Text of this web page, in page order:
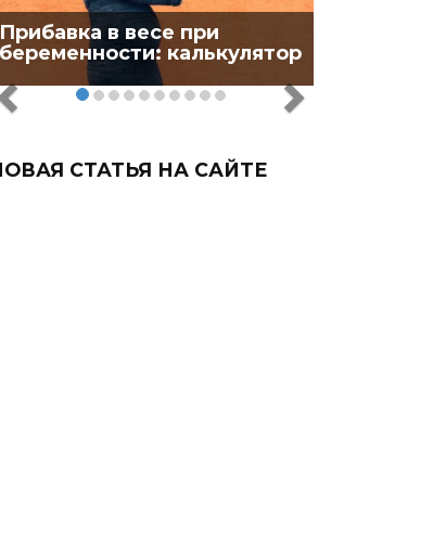
Прибавка в весе при
беременности: калькулятор
СТАТЬЯ НА САЙТЕ